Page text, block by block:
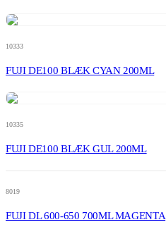
10333
FUJI DE100 BLÆK CYAN 200ML
10335
FUJI DE100 BLÆK GUL 200ML
8019
FUJI DL 600-650 700ML MAGENTA